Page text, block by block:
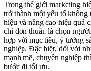
Trong thế giới marketing
trở thành một yếu tố không
hiệu và nâng cao hiệu quả
chỉ đơn thuần là chọn
hợp với mục tiêu, ý tưởng
nghiệp. Đặc biệt, đối với
mạnh mẽ, chuyên nghiệp
bước đi tối ưu.